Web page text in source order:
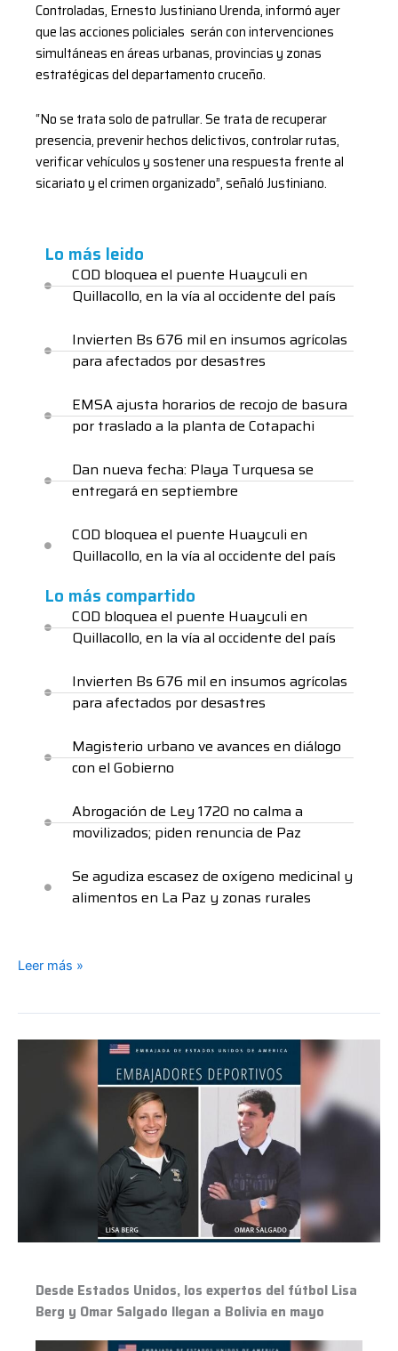
Controladas, Ernesto Justiniano Urenda, informó ayer
que las acciones policiales serán con intervenciones
simultáneas en áreas urbanas, provincias y zonas
estratégicas del departamento cruceño.
“No se trata solo de patrullar. Se trata de recuperar
presencia, prevenir hechos delictivos, controlar rutas,
verificar vehículos y sostener una respuesta frente al
sicariato y el crimen organizado”, señaló Justiniano.
Lo más leido
COD bloquea el puente Huayculi en
Quillacollo, en la vía al occidente del país
Invierten Bs 676 mil en insumos agrícolas
para afectados por desastres
EMSA ajusta horarios de recojo de basura
por traslado a la planta de Cotapachi
Dan nueva fecha: Playa Turquesa se
entregará en septiembre
COD bloquea el puente Huayculi en
Quillacollo, en la vía al occidente del país
Lo más compartido
COD bloquea el puente Huayculi en
Quillacollo, en la vía al occidente del país
Invierten Bs 676 mil en insumos agrícolas
para afectados por desastres
Magisterio urbano ve avances en diálogo
con el Gobierno
Abrogación de Ley 1720 no calma a
movilizados; piden renuncia de Paz
Se agudiza escasez de oxígeno medicinal y
alimentos en La Paz y zonas rurales
Leer más »
Desde Estados Unidos, los expertos del fútbol Lisa
Berg y Omar Salgado llegan a Bolivia en mayo
y
Salgado
llegan